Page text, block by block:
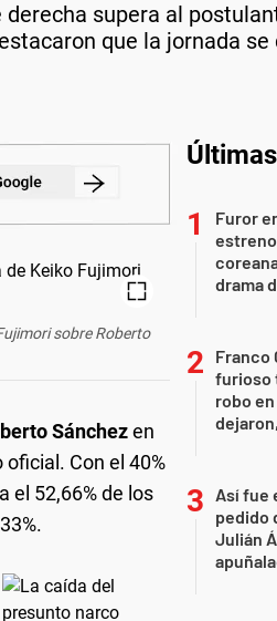
supera al
que la jornada
sobre Roberto
Sánchezen
Con el 40%
el 52,66% de los
Furor
drama
Franco
furioso
robo
Así fue
pedido
Julián